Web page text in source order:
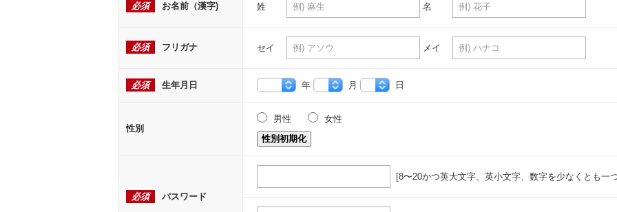
必須 お名前（漢字) 姓 名
必須 フリガナ セイ メイ
必須 生年月日 年 月 日
性別
男性
女性
性別初期化
必須 パスワード
[8〜20かつ英大文字、英小文字、数字を少なくとも一